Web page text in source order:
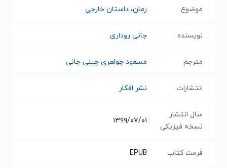
موضوع رمان، داستان خارجی
نویسنده جانی روداری
مترجم مسعود جواهری چینی جانی
انتشارات نشر افکار
سال انتشار
نسخه فیزیکی
۱۳۹۹/۰۷/۰۱
فرمت کتاب EPUB